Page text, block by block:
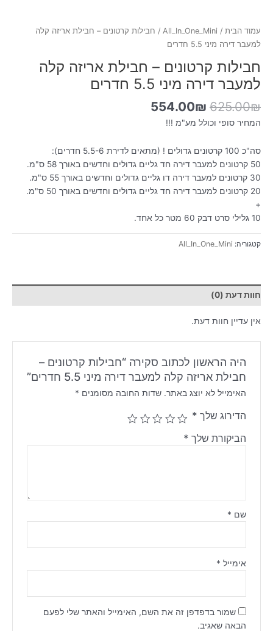
עמוד הבית /
All_In_One_Mini / חבילות קרטונים – חבילת אריזה קלה
למעבר דירה מיני 5.5 חדרים
חבילות קרטונים – חבילת אריזה קלה
למעבר דירה מיני 5.5 חדרים
625.00₪
554.00₪
המחיר סופי וכולל מע"מ !!!
סה"כ 100 קרטונים גדולים ! (מתאים לדירת 5.5-6 חדרים):
50 קרטונים למעבר דירה חד גליים גדולים וחדשים באורך 58 ס"מ.
30 קרטונים למעבר דירה דו גליים גדולים וחדשים באורך 55 ס"מ.
20 קרטונים למעבר דירה חד גליים גדולים וחדשים באורך 50 ס"מ.
+
10 גלילי סרט דבק 60 מטר כל אחד.
קטגוריה: All_In_One_Mini
חוות דעת (0)
אין עדיין חוות דעת.
היה הראשון לכתוב סקירה “חבילות קרטונים –
חבילת אריזה קלה למעבר דירה מיני 5.5 חדרים”
האימייל לא יוצג באתר. שדות החובה מסומנים *
הדירוג שלך *
הביקורת שלך *
שם *
אימייל *
שמור בדפדפן זה את השם, האימייל והאתר שלי לפעם
הבאה שאגיב.